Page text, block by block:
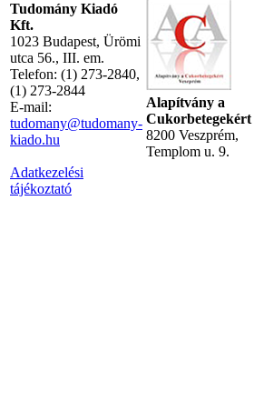
Tudomány Kiadó
Kft.
1023 Budapest, Ürömi
utca 56., III. em.
Telefon: (1) 273-2840,
(1) 273-2844
E-mail:
tudomany@tudomany-
kiado.hu
Adatkezelési
tájékoztató
Alapítvány a
Cukorbetegekért
8200 Veszprém,
Templom u. 9.